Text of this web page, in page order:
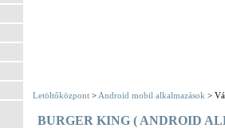
Letöltőközpont > Android mobil alkalmazások >
BURGER KING ( ANDROID